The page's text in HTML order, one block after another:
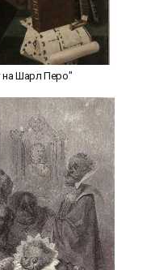
Шарл Перо"